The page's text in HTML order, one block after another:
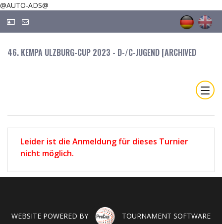
@AUTO-ADS@
46. KEMPA ULZBURG-CUP 2023 - D-/C-JUGEND [ARCHIVED
Leider ist die Anmeldung für dieses Turnier
nicht möglich.
WEBSITE POWERED BY TOURNAMENT SOFTWARE